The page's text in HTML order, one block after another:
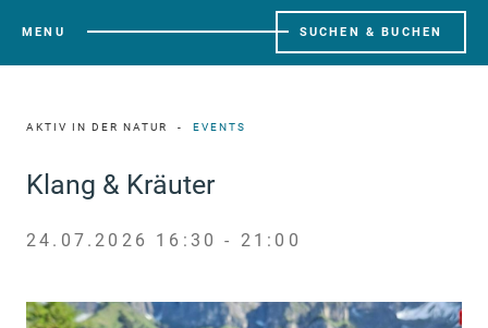
MENU SUCHEN & BUCHEN
AKTIV IN DER NATUR EVENTS
Klang & Kräuter
24.07.2026 16:30 - 21:00